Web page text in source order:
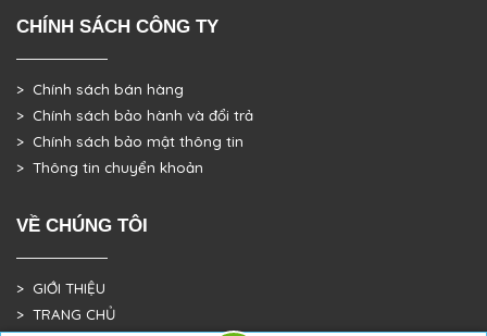
CHÍNH SÁCH CÔNG TY
> Chính sách bán hàng
> Chính sách bảo hành và đổi trả
> Chính sách bảo mật thông tin
> Thông tin chuyển khoản
VỀ CHÚNG TÔI
> GIỚI THIỆU
> TRANG CHỦ